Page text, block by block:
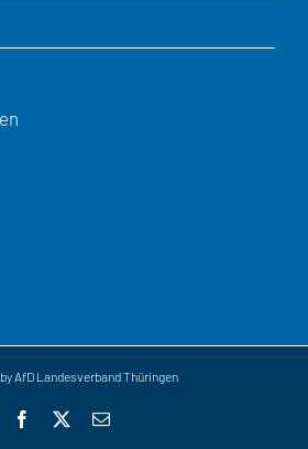
AfD Landesverband Thüringen
Facebook
E-